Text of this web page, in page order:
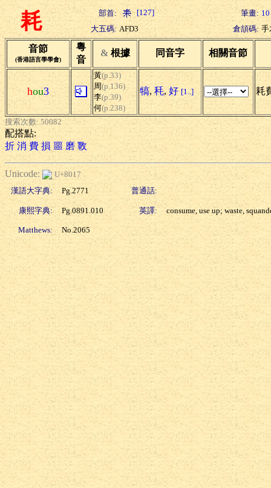
耗 部首: [127] 筆畫: 10
大五碼: AFD3 倉頡碼: 手
音節
(香港語言學學會)
粵
音
& 根據 同音字 相關音節
hou3
黃(p.33)
周(p.136)
李(p.39)
何(p.238)
犒, 秏, 好 [1..] 耗
搜索次數: 50082
配搭點:
折 消 費 損 噩 磨 斁
Unicode:
U+8017
漢語大字典:
Pg.2771 普通話:
康熙字典: Pg.0891.010 英譯: consume, use up; waste,
Matthews: No.2065